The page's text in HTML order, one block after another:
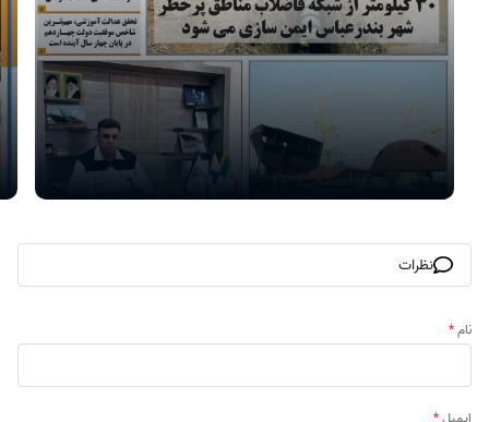
نظرات
نام*